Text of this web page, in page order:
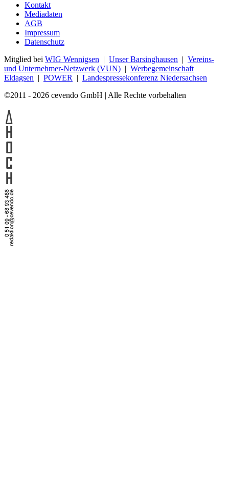
Kontakt
Mediadaten
AGB
Impressum
Datenschutz
Mitglied bei WIG Wennigsen | Unser Barsinghausen | Vereins-
und Unternehmer-Netzwerk (VUN) | Werbegemeinschaft
Eldagsen | POWER | Landespressekonferenz Niedersachsen
©2011 - 2026 cevendo GmbH | Alle Rechte vorbehalten